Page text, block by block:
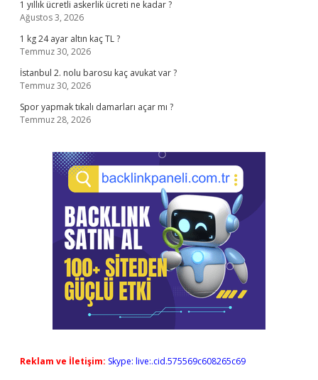
1 yıllık ücretli askerlik ücreti ne kadar ?
Ağustos 3, 2026
1 kg 24 ayar altın kaç TL ?
Temmuz 30, 2026
İstanbul 2. nolu barosu kaç avukat var ?
Temmuz 30, 2026
Spor yapmak tıkalı damarları açar mı ?
Temmuz 28, 2026
Reklam ve İletişim: Skype: live:.cid.575569c608265c69